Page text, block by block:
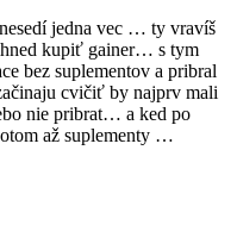
jedna vec … ty vravíš
kupiť gainer… s tym
bez suplementov a pribral
cvičiť by najprv mali
nie pribrat… a ked po
až suplementy …